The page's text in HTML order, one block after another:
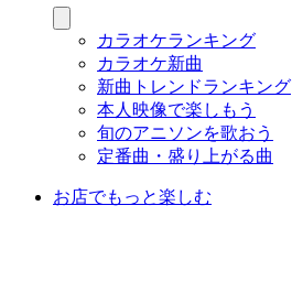
カラオケランキング
カラオケ新曲
新曲トレンドランキング
本人映像で楽しもう
旬のアニソンを歌おう
定番曲・盛り上がる曲
お店でもっと楽しむ